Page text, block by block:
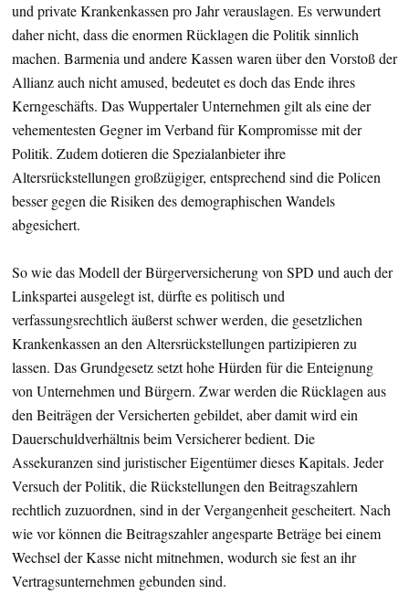
und private Krankenkassen pro Jahr verauslagen. Es verwundert
daher nicht, dass die enormen Rücklagen die Politik sinnlich
machen. Barmenia und andere Kassen waren über den Vorstoß der
Allianz auch nicht amused, bedeutet es doch das Ende ihres
Kerngeschäfts. Das Wuppertaler Unternehmen gilt als eine der
vehementesten Gegner im Verband für Kompromisse mit der
Politik. Zudem dotieren die Spezialanbieter ihre
Altersrückstellungen großzügiger, entsprechend sind die Policen
besser gegen die Risiken des demographischen Wandels
abgesichert.
So wie das Modell der Bürgerversicherung von SPD und auch der
Linkspartei ausgelegt ist, dürfte es politisch und
verfassungsrechtlich äußerst schwer werden, die gesetzlichen
Krankenkassen an den Altersrückstellungen partizipieren zu
lassen. Das Grundgesetz setzt hohe Hürden für die Enteignung
von Unternehmen und Bürgern. Zwar werden die Rücklagen aus
den Beiträgen der Versicherten gebildet, aber damit wird ein
Dauerschuldverhältnis beim Versicherer bedient. Die
Assekuranzen sind juristischer Eigentümer dieses Kapitals. Jeder
Versuch der Politik, die Rückstellungen den Beitragszahlern
rechtlich zuzuordnen, sind in der Vergangenheit gescheitert. Nach
wie vor können die Beitragszahler angesparte Beträge bei einem
Wechsel der Kasse nicht mitnehmen, wodurch sie fest an ihr
Vertragsunternehmen gebunden sind.